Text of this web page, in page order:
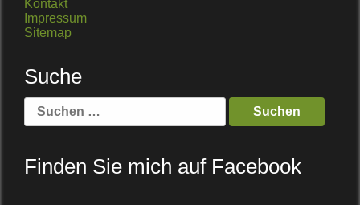
Kontakt
Impressum
Sitemap
Suche
Suche
nach:
Finden Sie mich auf Facebook